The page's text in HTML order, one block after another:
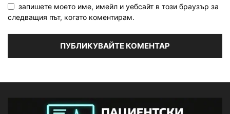
запишете моето име, имейл и уебсайт в този браузър за
следващия път, когато коментирам.